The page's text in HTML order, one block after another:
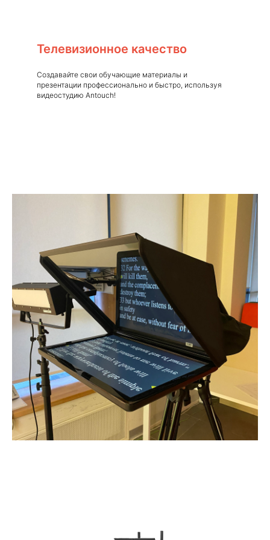
Телевизионное качество
Создавайте свои обучающие материалы и
презентации профессионально и быстро, используя
видеостудию Antouch!